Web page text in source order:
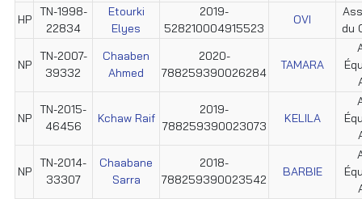
HP
TN-1998-
22834
Etourki
Elyes
2019-
528210004915523
OVI
du
NP
TN-2007-
39332
Chaaben
Ahmed
2020-
788259390026284
TAMARA
NP
TN-2015-
46456
Kchaw Raif
2019-
788259390023073
KELILA
NP
TN-2014-
33307
Chaabane
Sarra
2018-
788259390023542
BARBIE